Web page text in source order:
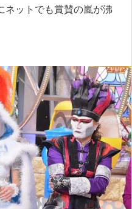
ネットでも賞賛の嵐が沸